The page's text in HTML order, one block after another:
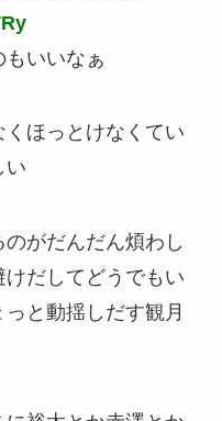
いいなぁ
ほっとけなくてい
い
がだんだん煩わし
けだしてどうでもい
と動揺しだす観月